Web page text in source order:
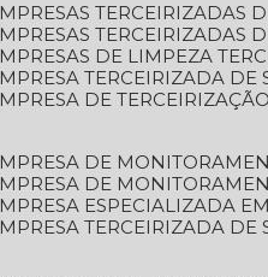
EMPRESAS TERCEIRIZADAS
EMPRESAS TERCEIRIZADAS
EMPRESAS DE LIMPEZA
EMPRESA TERCEIRIZADA DE
EMPRESA DE TERCEIRIZAÇÃO
EMPRESA DE
EMPRESA DE
EMPRESA ESPECIALIZADA
EMPRESA TERCEIRIZADA